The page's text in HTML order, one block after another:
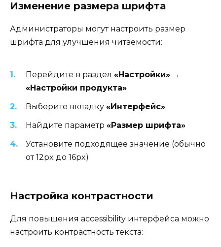
Изменение размера шрифта
Администраторы могут настроить размер
шрифта для улучшения читаемости:
Перейдите в раздел «Настройки» →
«Настройки продукта»
Выберите вкладку «Интерфейс»
Найдите параметр «Размер шрифта»
Установите подходящее значение (обычно
от 12px до 16px)
Настройка контрастности
Для повышения accessibility интерфейса можно
настроить контрастность текста: